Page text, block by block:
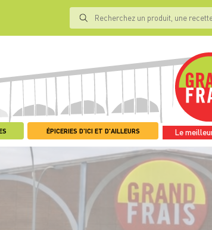
ÉPICERIES D'ICI ET D'AILLEURS Le